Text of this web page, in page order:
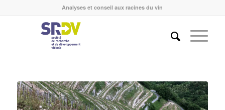
Analyses et conseil aux racines du vin